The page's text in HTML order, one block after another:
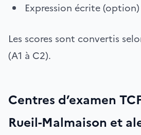
Expression écrite
Les scores sont convertis
(A1 à C2).
Centres d’examen
Rueil-Malmaison et